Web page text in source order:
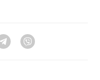
Telegram